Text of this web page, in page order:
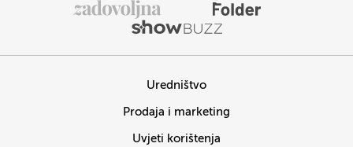
Uredništvo
Prodaja i marketing
Uvjeti korištenja